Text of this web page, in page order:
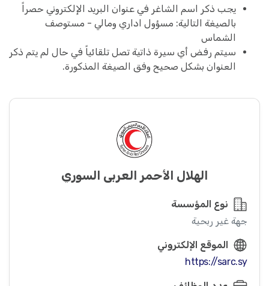
يجب ذكر اسم الشاغر في عنوان البريد الإلكتروني حصراً
بالصيغة التالية: مسؤول اداري ومالي - مستوصف
الشماس
سيتم رفض أي سيرة ذاتية تصل تلقائياً في حال لم يتم ذكر
العنوان بشكل صحيح وفق الصيغة المذكورة.
الهلال الأحمر العربي السوري
نوع المؤسسة
جهة غير ربحية
الموقع الإلكتروني
https://sarc.sy